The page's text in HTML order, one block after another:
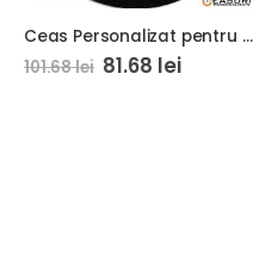
Ceas Personalizat pentru Electrician 01
101.68lei 81.68 lei